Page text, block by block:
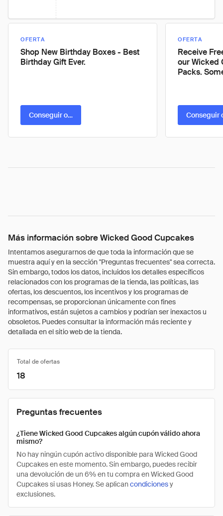
OFERTA
Shop New Birthday Boxes - Best
Birthday Gift Ever.
Conseguir oferta
OFERTA
Receive
our Wicked
Packs.
Conseguir
Más información sobre Wicked Good Cupcakes
Intentamos asegurarnos de que toda la información que se
muestra aquí y en la sección "Preguntas frecuentes" sea correcta.
Sin embargo, todos los datos, incluidos los detalles específicos
relacionados con los programas de la tienda, las políticas, las
ofertas, los descuentos, los incentivos y los programas de
recompensas, se proporcionan únicamente con fines
informativos, están sujetos a cambios y podrían ser inexactos u
obsoletos. Puedes consultar la información más reciente y
detallada en el sitio web de la tienda.
Total de ofertas
18
Preguntas frecuentes
¿Tiene Wicked Good Cupcakes algún cupón válido ahora
mismo?
No hay ningún cupón activo disponible para Wicked Good
Cupcakes en este momento. Sin embargo, puedes recibir
una devolución de un 6% en tu compra en Wicked Good
Cupcakes si usas Honey. Se aplicancondicionesy
exclusiones.